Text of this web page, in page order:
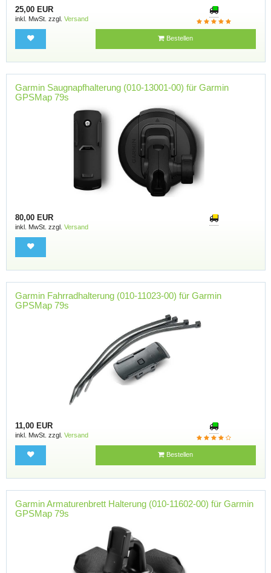
25,00 EUR
inkl. MwSt. zzgl. Versand
Bestellen
Garmin Saugnapfhalterung (010-13001-00) für Garmin
GPSMap 79s
80,00 EUR
inkl. MwSt. zzgl. Versand
Garmin Fahrradhalterung (010-11023-00) für Garmin
GPSMap 79s
11,00 EUR
inkl. MwSt. zzgl. Versand
Bestellen
Garmin Armaturenbrett Halterung (010-11602-00) für Garmin
GPSMap 79s